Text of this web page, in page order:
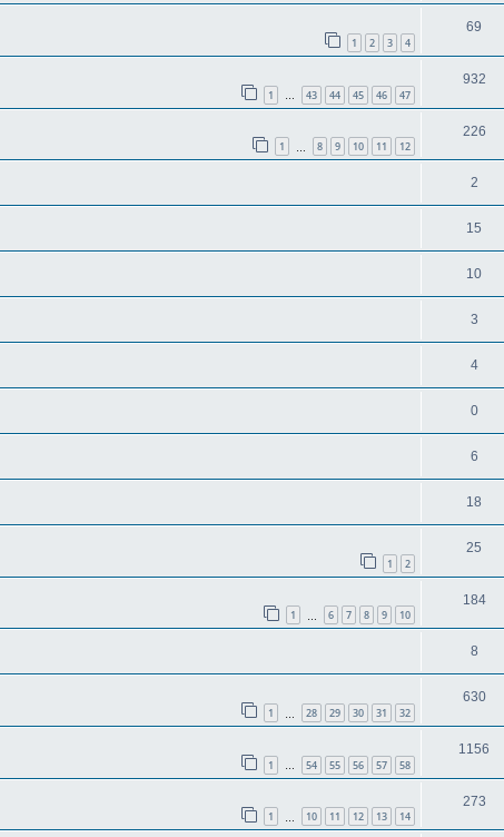
1 2 3 4
69
1 … 43 44 45 46 47
932
1 8 9 10 11 12
226
2
15
10
3
4
0
6
18
1 2
25
1 6 7 8 9 10
184
8
1 28 29 30 31 32
630
1 … 54 55 56 57 58
1156
1 10 11 12 13 14
273